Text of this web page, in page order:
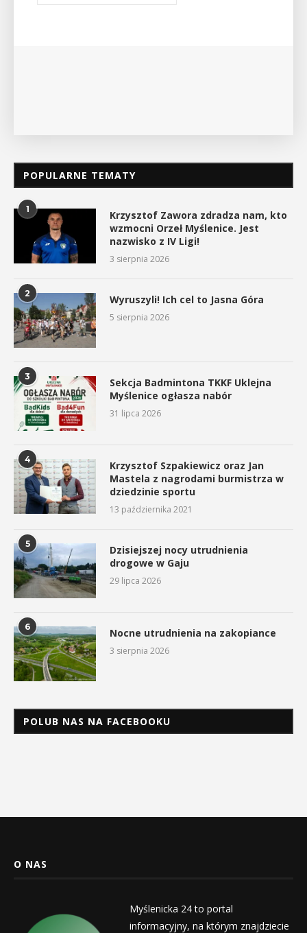
POPULARNE TEMATY
1
Krzysztof Zawora zdradza nam, kto
wzmocni Orzeł Myślenice. Jest
nazwisko z IV Ligi!
3 sierpnia 2026
2 Wyruszyli! Ich cel to Jasna Góra
5 sierpnia 2026
3
Sekcja Badmintona TKKF Uklejna
Myślenice ogłasza nabór
31 lipca 2026
4
Krzysztof Szpakiewicz oraz Jan
Mastela z nagrodami burmistrza w
dziedzinie sportu
13 października 2021
5
Dzisiejszej nocy utrudnienia
drogowe w Gaju
29 lipca 2026
6 Nocne utrudnienia na zakopiance
3 sierpnia 2026
POLUB NAS NA FACEBOOKU
O NAS
Myślenicka 24 to portal
informacyjny, na którym znajdziecie